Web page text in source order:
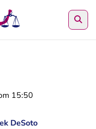
15:50
DeSoto